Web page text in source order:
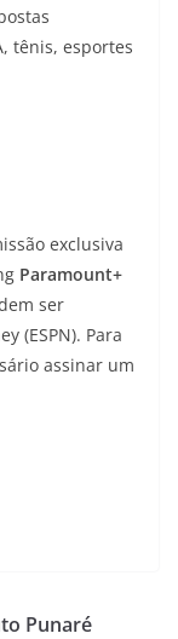
tênis, esportes
exclusiva
Paramount+
ser
(ESPN). Para
assinar um
Punaré